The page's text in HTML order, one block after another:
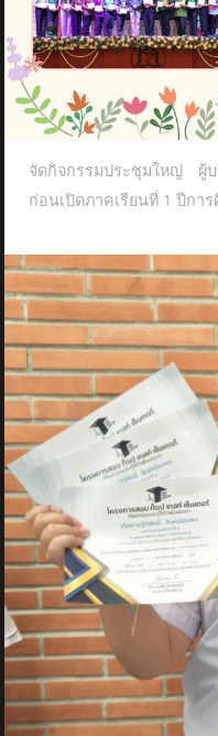
จัดกิจกรรมประชุมใหญ่ ผู้
ก่อนเปิดภาคเรียนที่ 1 ปีการ